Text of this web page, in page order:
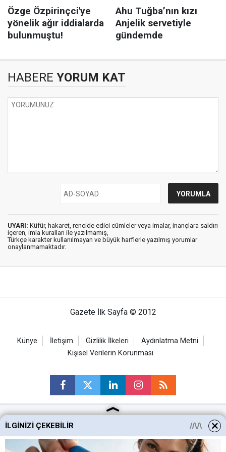
HABERE YORUM KAT
UYARI: Küfür, hakaret, rencide edici cümleler veya imalar, inançlara saldırı
içeren, imla kuralları ile yazılmamış,
Türkçe karakter kullanılmayan ve büyük harflerle yazılmış yorumlar
onaylanmamaktadır.
Gazete İlk Sayfa © 2012
Künye İletişim Gizlilik İlkeleri
Aydınlatma Metni
Kişisel Verilerin Korunması
Ankara Haberleri
Keçiören Haberleri
İLGINIZI ÇEKEBILIR